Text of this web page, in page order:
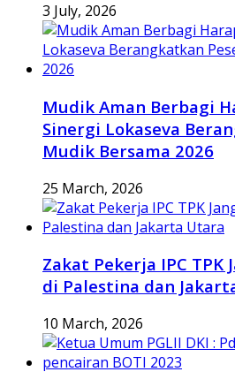
3 July, 2026
Mudik Aman Berbagi
Sinergi Lokaseva
Mudik Bersama 2026
25 March, 2026
Zakat Pekerja IPC TPK
di Palestina dan
10 March, 2026